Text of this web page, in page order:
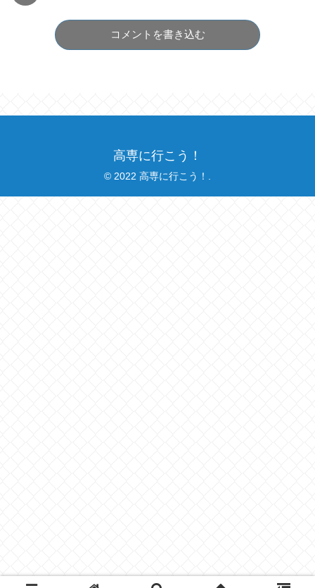
コメントを書き込む
高専に行こう！
© 2022 高専に行こう！.